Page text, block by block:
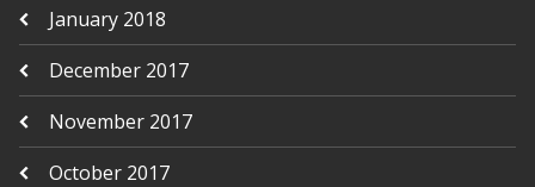
January 2018
December 2017
November 2017
October 2017